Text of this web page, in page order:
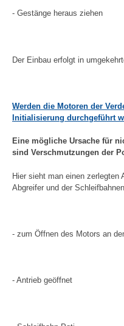
- Gestänge heraus ziehen
Der Einbau erfolgt in
Werden die Motoren der
Initialisierung durchgeführt
Eine mögliche Ursache für
sind Verschmutzungen der
Hier sieht man einen zerlegten
Abgreifer und der
- zum Öffnen des Motors an
- Antrieb geöffnet